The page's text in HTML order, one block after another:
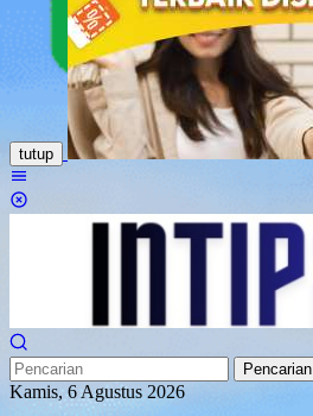
tutup
Pencarian
Kamis, 6 Agustus 2026